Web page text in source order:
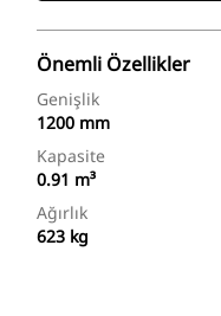
Önemli Özellikler
Genişlik
1200 mm
Kapasite
0.91 m³
Ağırlık
623 kg